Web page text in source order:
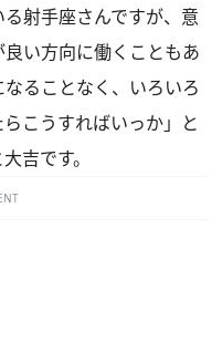
射手座さんですが、意
い方向に働くこともあ
ることなく、いろいろ
こうすればいっか」と
吉です。